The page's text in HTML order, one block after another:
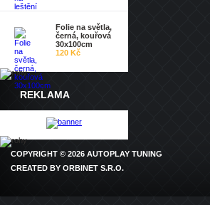
Folie na světla,
černá, kouřová
30x100cm
120 Kč
REKLAMA
COPYRIGHT © 2026 AUTOPLAY TUNING
CREATED BY ORBINET S.R.O.